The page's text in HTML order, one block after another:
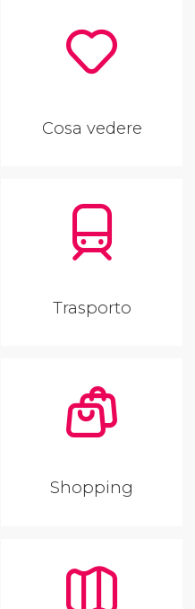
Cosa vedere
Trasporto
Shopping